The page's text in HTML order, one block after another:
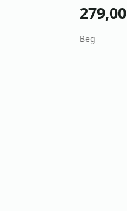
279,00
Beg